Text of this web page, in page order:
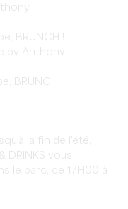
BRUNCH !
by Anthony
BRUNCH !
la fin de l'été,
vous
le parc, de 17H00 à